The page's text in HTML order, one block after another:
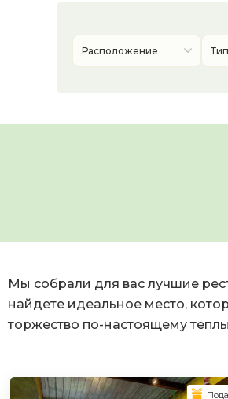
Расположение
Мы собрали для вас лучшие
найдете идеальное место,
торжество по-настоящему